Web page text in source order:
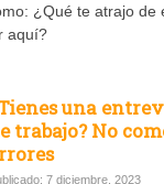
¿Qué te atrajo de
aquí?
una
trabajo? No
7 diciembre, 2023